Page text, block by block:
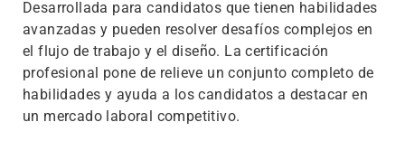
Desarrollada para candidatos que tienen habilidades
avanzadas y pueden resolver desafíos complejos en
el flujo de trabajo y el diseño. La certificación
profesional pone de relieve un conjunto completo de
habilidades y ayuda a los candidatos a destacar en
un mercado laboral competitivo.